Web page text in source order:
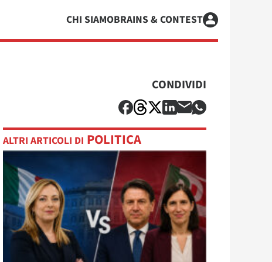
CHI SIAMOBRAINS & CONTEST
CONDIVIDI
ALTRI ARTICOLI DI POLITICA